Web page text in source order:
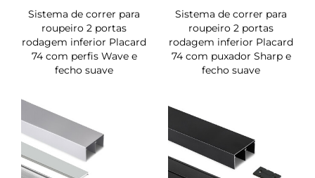
Sistema de correr para
roupeiro 2 portas
rodagem inferior Placard
74 com perfis Wave e
fecho suave
Sistema de correr para
roupeiro 2 portas
rodagem inferior Placard
74 com puxador Sharp e
fecho suave